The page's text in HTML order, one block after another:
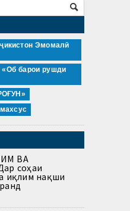
Эмомалӣ
барои рушди
ВА
соҳаи
иқлим нақши